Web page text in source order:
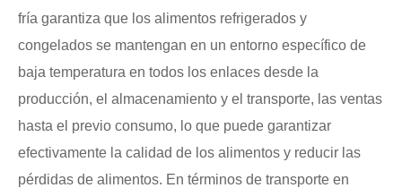
fría garantiza que los alimentos refrigerados y
congelados se mantengan en un entorno específico de
baja temperatura en todos los enlaces desde la
producción, el almacenamiento y el transporte, las ventas
hasta el previo consumo, lo que puede garantizar
efectivamente la calidad de los alimentos y reducir las
pérdidas de alimentos. En términos de transporte en